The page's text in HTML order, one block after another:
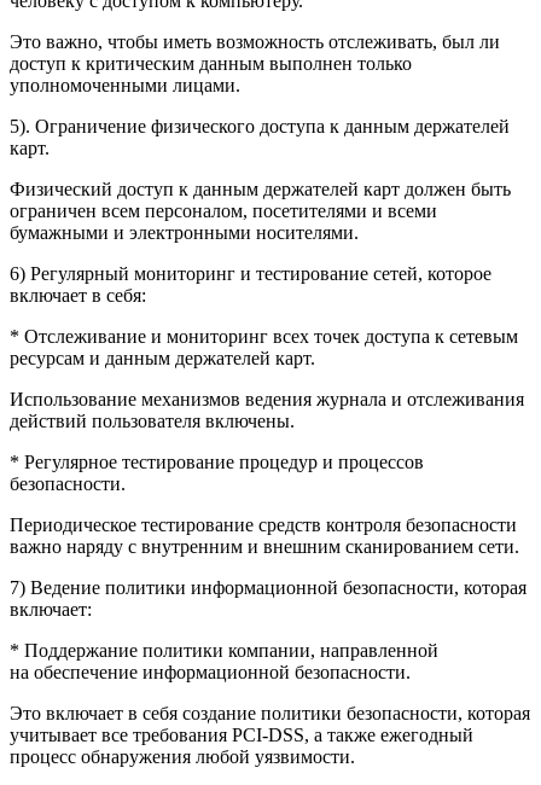
Это важно, чтобы иметь возможность отслеживать, был ли
доступ к критическим данным выполнен только
уполномоченными лицами.
5). Ограничение физического доступа к данным держателей
карт.
Физический доступ к данным держателей карт должен быть
ограничен всем персоналом, посетителями и всеми
бумажными и электронными носителями.
6) Регулярный мониторинг и тестирование сетей, которое
включает в себя:
* Отслеживание и мониторинг всех точек доступа к сетевым
ресурсам и данным держателей карт.
Использование механизмов ведения журнала и отслеживания
действий пользователя включены.
* Регулярное тестирование процедур и процессов
безопасности.
Периодическое тестирование средств контроля безопасности
важно наряду с внутренним и внешним сканированием сети.
7) Ведение политики информационной безопасности, которая
включает:
* Поддержание политики компании, направленной
на обеспечение информационной безопасности.
Это включает в себя создание политики безопасности, которая
учитывает все требования PCI-DSS, а также ежегодный
процесс обнаружения любой уязвимости.